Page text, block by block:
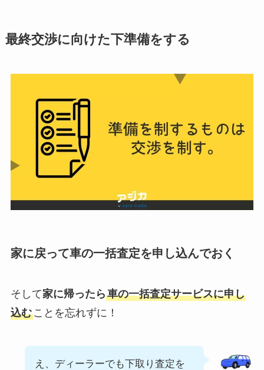
最終交渉に向けた下準備をする
家に戻って車の一括査定を申し込んでおく
そして家に帰ったら車の一括査定サービスに申し
込むことを忘れずに！
え、ディーラーでも下取り査定を